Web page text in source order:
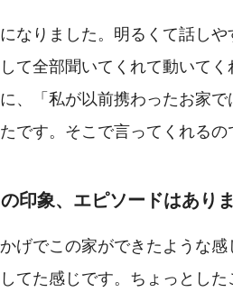
なりました。 明るくて話しや
て全部聞いてくれて動いて
、「私が以前携わったお家
です。 そこで言ってくれる
印象、エピソードはあり
げでこの家ができたような感
てた感じです。 ちょっとした